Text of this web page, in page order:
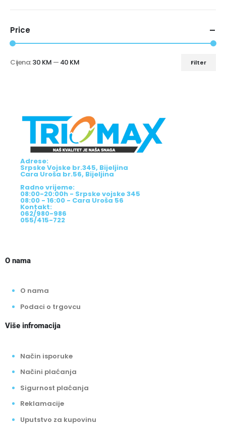
Price
Filter
Cijena:30 KM — 40 KM
Adrese:
Srpske Vojske br.345, Bijeljina
Cara Uroša br.56, Bijeljina
Radno vrijeme:
08:00-20:00h - Srpske vojske 345
08:00 - 16:00 - Cara Uroša 56
Kontakt:
062/980-986
055/415-722
O nama
O nama
Podaci o trgovcu
Više infromacija
Način isporuke
Načini plaćanja
Sigurnost plaćanja
Reklamacije
Uputstvo za kupovinu